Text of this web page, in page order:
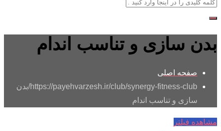
بدن سازی و تناسب اندام
صفحه اصلی
https://payehvarzesh.ir/club/synergy-fitness-club/ بدن
سازی و تناسب اندام
مشاهده فیلتر